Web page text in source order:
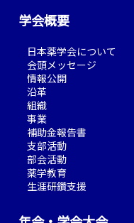
学会概要
日本薬学会について
会頭メッセージ
情報公開
沿革
組織
事業
補助金報告書
支部活動
部会活動
薬学教育
生涯研鑽支援